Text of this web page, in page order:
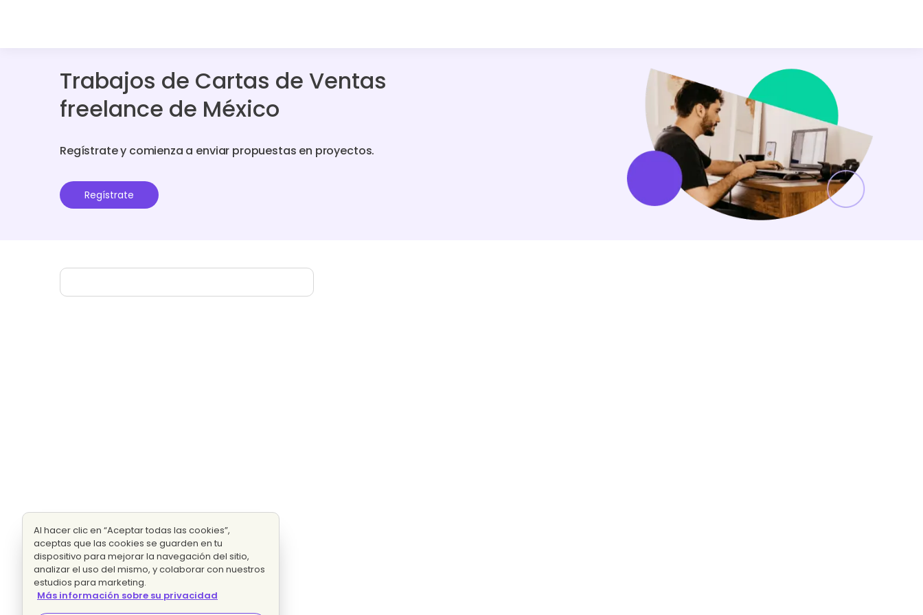
Trabajos de Cartas de Ventas
freelance de México
Regístrate y comienza a enviar propuestas en proyectos.
Regístrate
Al hacer clic en “Aceptar todas las cookies”,
aceptas que las cookies se guarden en tu
dispositivo para mejorar la navegación del sitio,
analizar el uso del mismo, y colaborar con nuestros
estudios para marketing.
Más información sobre su privacidad